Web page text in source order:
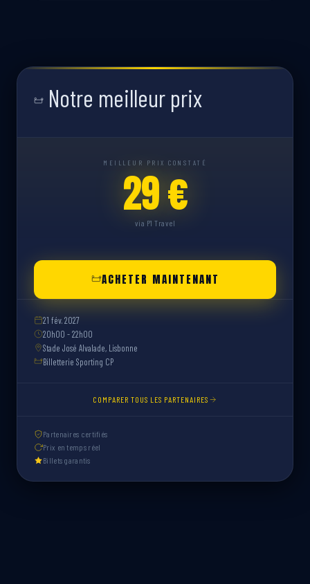
Notre meilleur prix
MEILLEUR PRIX CONSTATÉ
29 €
via P1 Travel
ACHETER MAINTENANT
21 fév. 2027
20h00 - 22h00
Stade José Alvalade, Lisbonne
Billetterie Sporting CP
COMPARER TOUS LES PARTENAIRES
Partenaires certifiés
Prix en temps réel
Billets garantis